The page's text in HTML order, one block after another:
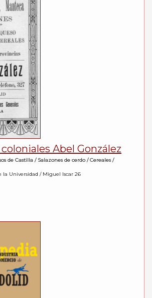
Abel González
de Castilla / Salazones de cerdo / Cereales /
la Universidad / Miguel Iscar 26